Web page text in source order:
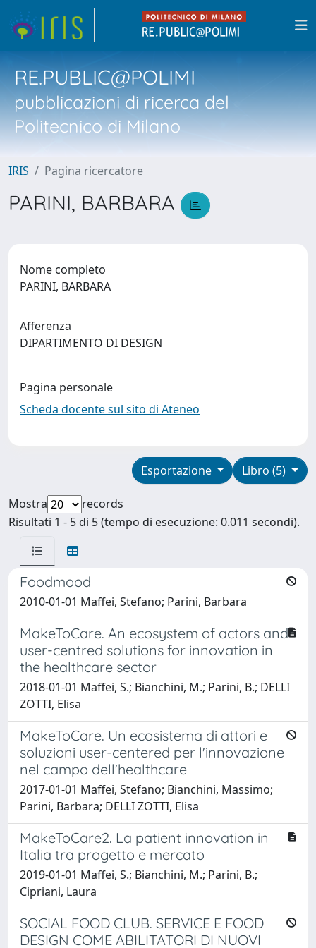
RE.PUBLIC@POLIMI
pubblicazioni di ricerca del
Politecnico di Milano
IRIS Pagina ricercatore
PARINI, BARBARA
Nome completo
PARINI, BARBARA
Afferenza
DIPARTIMENTO DI DESIGN
Pagina personale
Scheda docente sul sito di Ateneo
Libro (5)
Esportazione
Mostra
records
Risultati 1 - 5 di 5 (tempo di esecuzione: 0.011 secondi).
Foodmood
2010-01-01 Maffei, Stefano; Parini, Barbara
MakeToCare. An ecosystem of actors and
user-centred solutions for innovation in
the healthcare sector
2018-01-01 Maffei, S.; Bianchini, M.; Parini, B.; DELLI
ZOTTI, Elisa
MakeToCare. Un ecosistema di attori e
soluzioni user-centered per l'innovazione
nel campo dell'healthcare
2017-01-01 Maffei, Stefano; Bianchini, Massimo;
Parini, Barbara; DELLI ZOTTI, Elisa
MakeToCare2. La patient innovation in
Italia tra progetto e mercato
2019-01-01 Maffei, S.; Bianchini, M.; Parini, B.;
Cipriani, Laura
SOCIAL FOOD CLUB. SERVICE E FOOD
DESIGN COME ABILITATORI DI NUOVI